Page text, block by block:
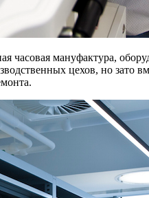
часовая мануфактура,
цехов, но